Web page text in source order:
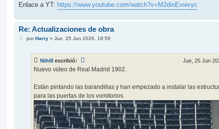
Enlace a YT: https://www.youtube.com/watch?v=M2dinEvwvyc
Re: Actualizaciones de obra
Mpor Harry» Jue, 25 Jun 2026, 19:59
Nihill escribió: Jue, 25 Jun
Nuevo video de Real Madrid 1902.
Están pintando las barandillas y han empezado a instalar las
para las puertas de los vomitorios.